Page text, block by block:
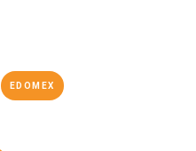
EDOMEX